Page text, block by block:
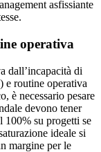
asfissiante
operativa
dall’incapacità di
e routine operativa
è necessario pesare
devono tener
100% su progetti se
ideale si
margine per le